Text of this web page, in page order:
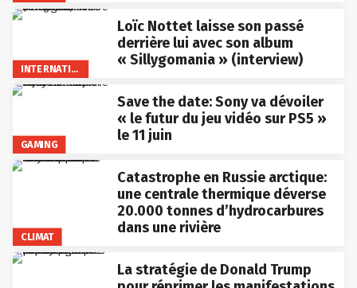
INTERNATIONAL
Loïc Nottet laisse son passé
derrière lui avec son album
« Sillygomania » (interview)
GAMING
Save the date: Sony va dévoiler
« le futur du jeu vidéo sur PS5 »
le 11 juin
CLIMAT
Catastrophe en Russie arctique:
une centrale thermique déverse
20.000 tonnes d’hydrocarbures
dans une rivière
La stratégie de Donald Trump